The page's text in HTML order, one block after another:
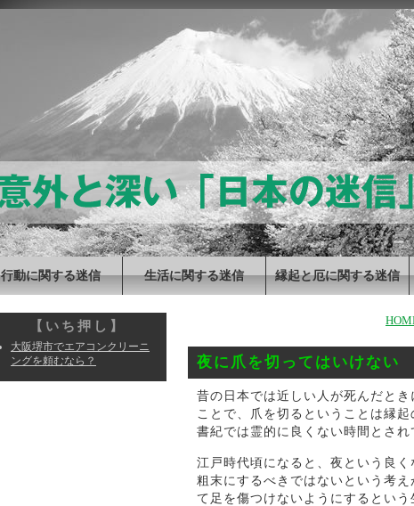
行動に関する迷信 生活に関する迷信 縁起と厄に関する迷信
【いち押し】
大阪堺市でエアコンクリーニ
ングを頼むなら？
夜に爪を切ってはいけない
昔の日本では近しい人が死んだと
ことで、爪を切るということは縁
書紀では霊的に良くない時間とされ
江戸時代頃になると、夜という良
粗末にするべきではないという考
て足を傷つけないようにするという